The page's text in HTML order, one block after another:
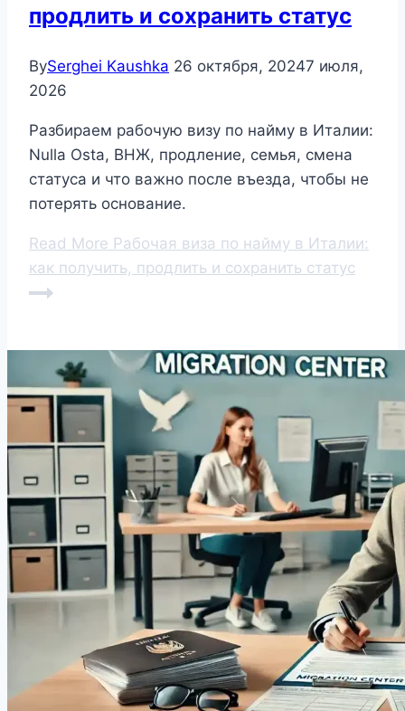
продлить и сохранить статус
BySerghei Kaushka 26 октября, 20247 июля,
2026
Разбираем рабочую визу по найму в Италии:
Nulla Osta, ВНЖ, продление, семья, смена
статуса и что важно после въезда, чтобы не
потерять основание.
Read More Рабочая виза по найму в Италии:
как получить, продлить и сохранить статус